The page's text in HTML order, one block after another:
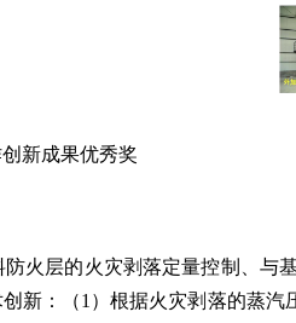
新成果优秀奖
火层的火灾剥落定量控制、
新：（1 ）根据火灾剥落的蒸汽